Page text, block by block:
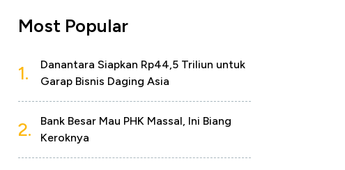
Most Popular
1.
Danantara Siapkan Rp44,5 Triliun untuk
Garap Bisnis Daging Asia
2.
Bank Besar Mau PHK Massal, Ini Biang
Keroknya